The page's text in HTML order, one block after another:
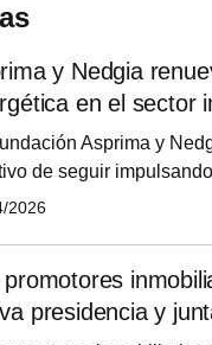
y Nedgia
en el sector
Asprima y
de seguir
el uso del gas
2026
promotores
presidencia y